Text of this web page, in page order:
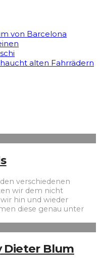
von Barcelona
alten Fahrrädern
verschiedenen
wir dem nicht
hin und wieder
diese genau unter
Dieter Blum